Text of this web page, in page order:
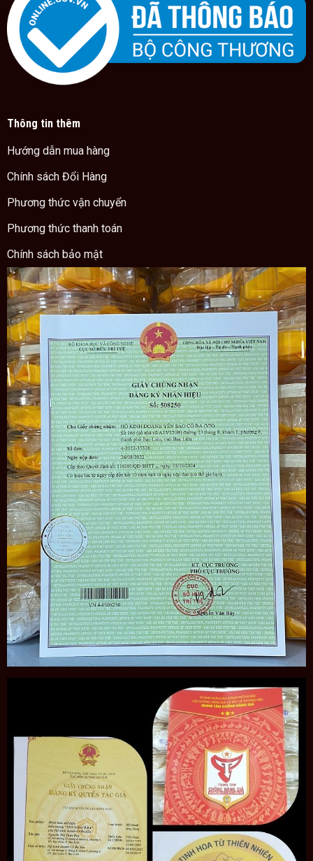
Thông tin thêm
Hướng dẫn mua hàng
Chính sách Đổi Hàng
Phương thức vận chuyển
Phương thức thanh toán
Chính sách bảo mật